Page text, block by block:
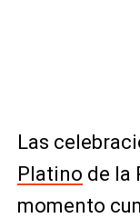
Las
Platino de la
momento